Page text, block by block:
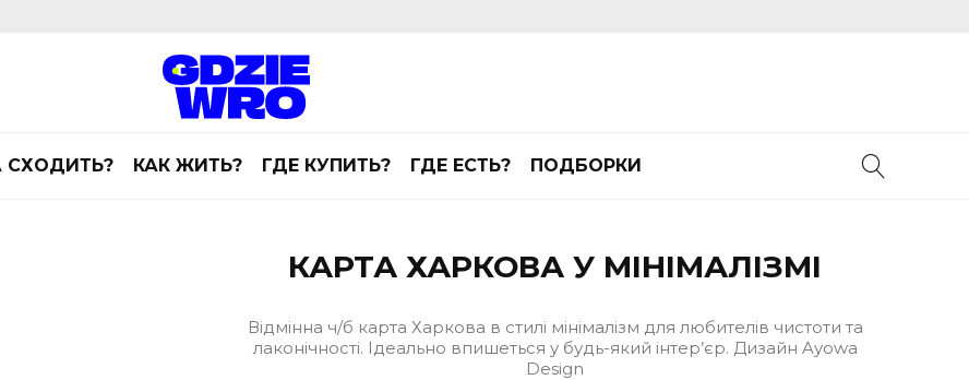
СХОДИТЬ? КАК ЖИТЬ? ГДЕ КУПИТЬ? ГДЕ ЕСТЬ? ПОДБОРКИ
КАРТА ХАРКОВА У МІНІМАЛІЗМІ
Відмінна ч/б карта Харкова в стилі мінімалізм для любителів чистоти та
лаконічності. Ідеально впишеться у будь-який інтер’єр. Дизайн Ayowa
Design